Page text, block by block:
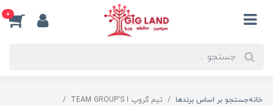
0
خانهجستجو بر اساس برندها تیم گروپ TEAM GROUP'S I